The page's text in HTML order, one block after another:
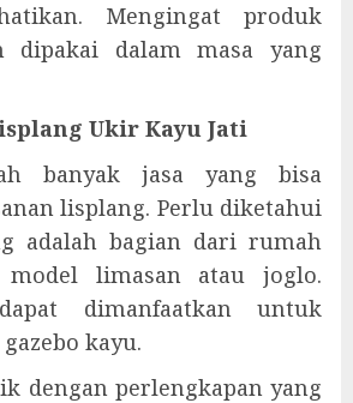
Mengingat produk
dipakai dalam masa yang
Ukir Kayu Jati
banyak jasa yang bisa
lisplang. Perlu diketahui
adalah bagian dari rumah
model limasan atau joglo.
dimanfaatkan untuk
kayu.
dengan perlengkapan yang